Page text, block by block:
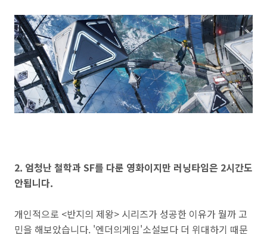
2. 엄청난 철학과 SF를 다룬 영화이지만 러닝타임은 2시간도
안됩니다.
개인적으로 <반지의 제왕> 시리즈가 성공한 이유가 뭘까 고
민을 해보았습니다. '엔더의게임'소설보다 더 위대하기 때문